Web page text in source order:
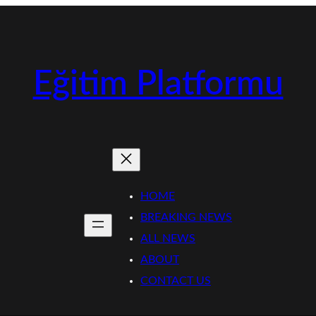
Eğitim Platformu
HOME
BREAKING NEWS
ALL NEWS
ABOUT
CONTACT US